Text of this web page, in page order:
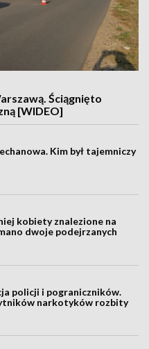
Ściągnięto
[WIDEO]
Kim był tajemniczy
kobiety znalezione na
dwoje podejrzanych
policji i pograniczników.
narkotyków rozbity